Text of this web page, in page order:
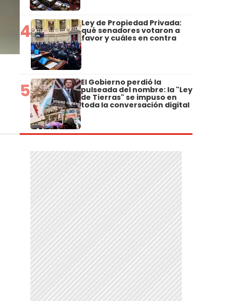
4 Ley de Propiedad Privada:
qué senadores votaron a
favor y cuáles en contra
5 El Gobierno perdió la
pulseada del nombre: la "Ley
de Tierras" se impuso en
toda la conversación digital